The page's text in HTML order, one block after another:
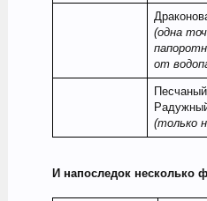
(одна
от
(только
И напоследок несколько